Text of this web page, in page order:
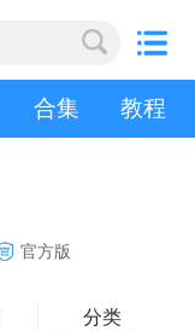
合集 教程
官方版
分类